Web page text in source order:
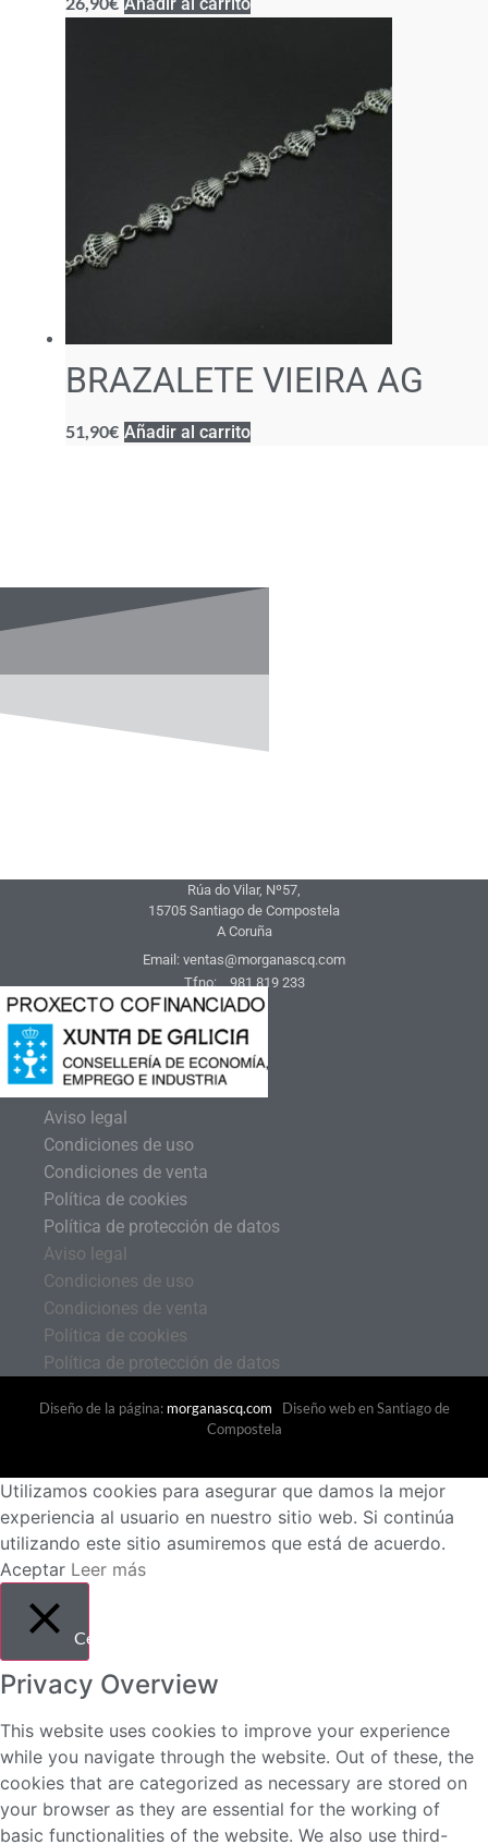
BRAZALETE VIEIRA AG
51,90€ Añadir al carrito
Rúa do Vilar, Nº57,
15705 Santiago de Compostela
A Coruña
Email: ventas@morganascq.com
Tfno: 981 819 233
Aviso legal
Condiciones de uso
Condiciones de venta
Política de cookies
Política de protección de datos
Aviso legal
Condiciones de uso
Condiciones de venta
Política de cookies
Política de protección de datos
Diseño de la página: morganascq.com
Diseño web en Santiago de
Compostela
Utilizamos cookies para asegurar que damos la mejor
experiencia al usuario en nuestro sitio web. Si continúa
utilizando este sitio asumiremos que está de acuerdo.
Aceptar Leer más
Cerrar
Privacy Overview
This website uses cookies to improve your experience
while you navigate through the website. Out of these, the
cookies that are categorized as necessary are stored on
your browser as they are essential for the working of
basic functionalities of the website. We also use third-